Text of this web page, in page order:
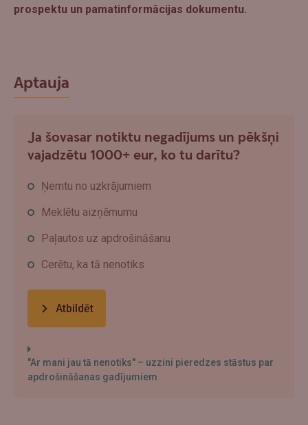
prospektu un pamatinformācijas dokumentu.
Aptauja
Ja šovasar notiktu negadījums un pēkšņi
vajadzētu 1000+ eur, ko tu darītu?
Ņemtu no uzkrājumiem
Meklētu aizņēmumu
Paļautos uz apdrošināšanu
Cerētu, ka tā nenotiks
Atbildēt
"Ar mani jau tā nenotiks" – uzzini pieredzes stāstus par
apdrošināšanas gadījumiem